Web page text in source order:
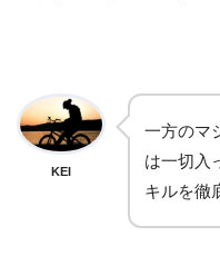
KEI
一方のマ
は一切入
キルを徹